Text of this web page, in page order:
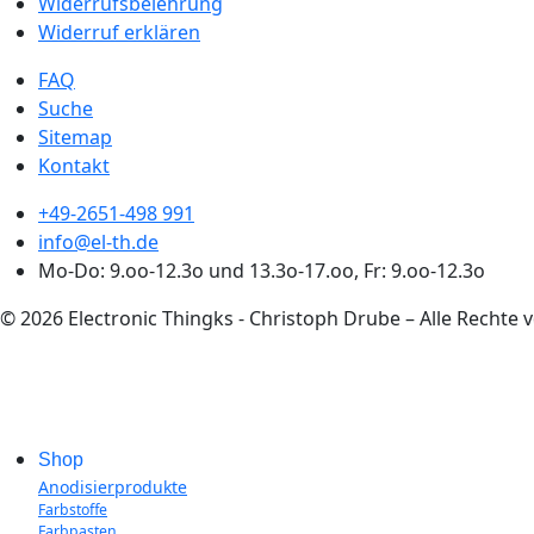
Widerruf erklären
FAQ
Suche
Sitemap
Kontakt
+49-2651-498 991
info@el-th.de
Mo-Do: 9.oo-12.3o und 13.3o-17.oo, Fr: 9.oo-12.3o
© 2026 Electronic Thingks - Christoph Drube – Alle Rechte
Shop
Anodisierprodukte
Farbstoffe